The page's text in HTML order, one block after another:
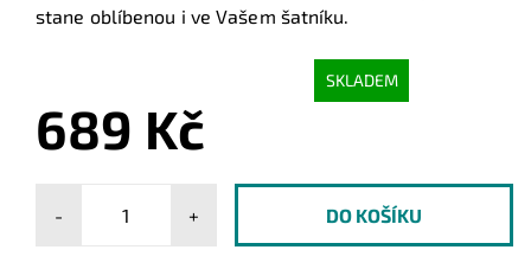
stane oblíbenou i ve Vašem šatníku.
SKLADEM
689 Kč
- +